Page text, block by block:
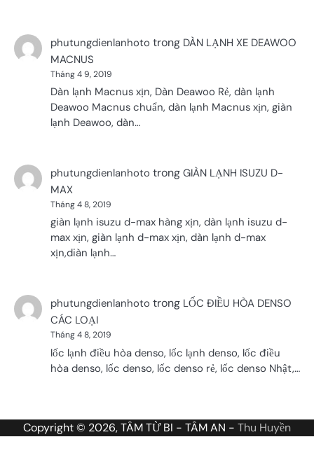
phutungdienlanhoto trong DÀN LẠNH XE DEAWOO
MACNUS
Tháng 4 9, 2019
Dàn lạnh Macnus xịn, Dàn Deawoo Rẻ, dàn lạnh
Deawoo Macnus chuẩn, dàn lạnh Macnus xịn, giàn
lạnh Deawoo, dàn…
phutungdienlanhoto trong GIÀN LẠNH ISUZU D-
MAX
Tháng 4 8, 2019
giàn lạnh isuzu d-max hàng xịn, dàn lạnh isuzu d-
max xịn, giàn lạnh d-max xịn, dàn lạnh d-max
xịn,diàn lạnh…
phutungdienlanhoto trong LỐC ĐIỀU HÒA DENSO
CÁC LOẠI
Tháng 4 8, 2019
lốc lạnh điều hòa denso, lốc lạnh denso, lốc điều
hòa denso, lốc denso, lốc denso rẻ, lốc denso Nhật,…
Copyright © 2026, TÂM TỪ BI - TÂM AN - Thu Huyền